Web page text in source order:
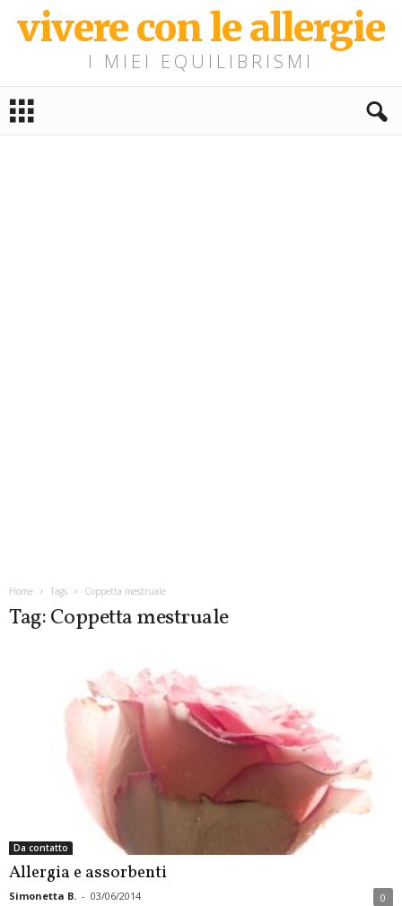
vivere con le allergie
I MIEI EQUILIBRISMI
Home Tags Coppetta mestruale
Tag: Coppetta mestruale
Da contatto
Allergia e assorbenti
Simonetta B. - 03/06/2014 0